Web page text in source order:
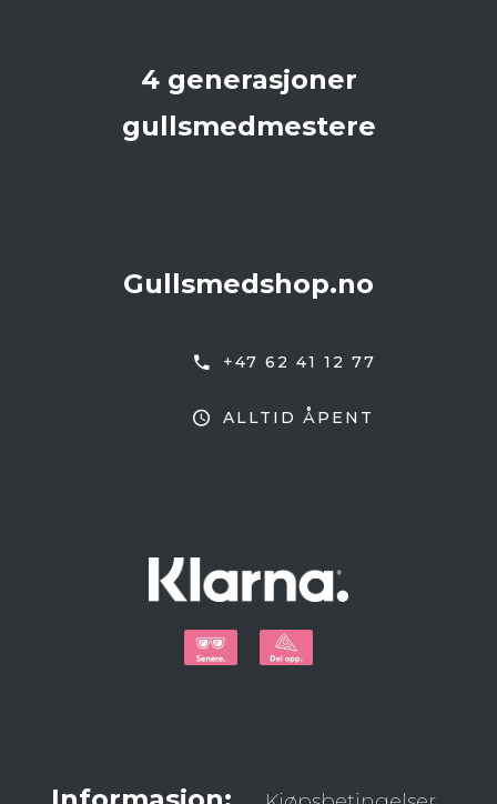
4 generasjoner
gullsmedmestere
Gullsmedshop.no
+47 62 41 12 77
ALLTID ÅPENT